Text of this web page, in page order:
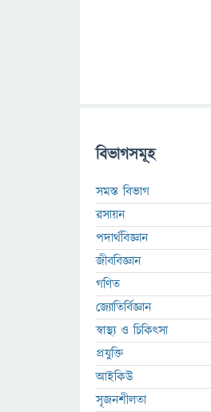
বিভাগসমূহ
সমস্ত বিভাগ
রসায়ন
পদার্থবিজ্ঞান
জীববিজ্ঞান
গণিত
জ্যোতির্বিজ্ঞান
স্বাস্থ্য ও চিকিৎসা
প্রযুক্তি
আইকিউ
সৃজনশীলতা